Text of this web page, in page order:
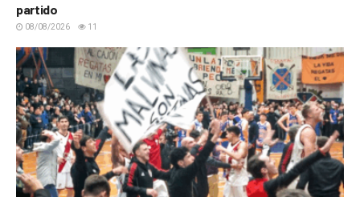
partido
08/08/2026 11